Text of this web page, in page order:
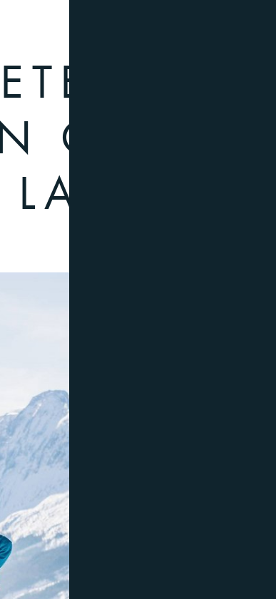
PURE
GANZEN
LANG.